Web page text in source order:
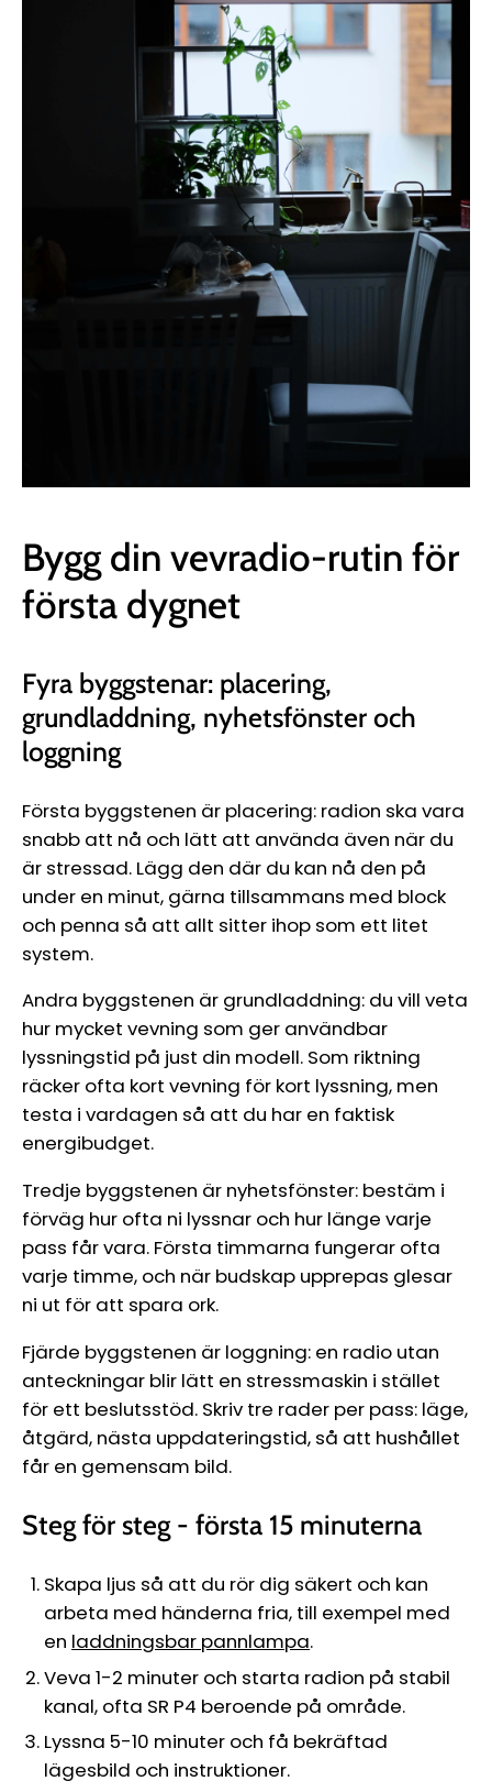
Bygg din vevradio-rutin för
första dygnet
Fyra byggstenar: placering,
grundladdning, nyhetsfönster och
loggning
Första byggstenen är placering: radion ska vara
snabb att nå och lätt att använda även när du
är stressad. Lägg den där du kan nå den på
under en minut, gärna tillsammans med block
och penna så att allt sitter ihop som ett litet
system.
Andra byggstenen är grundladdning: du vill veta
hur mycket vevning som ger användbar
lyssningstid på just din modell. Som riktning
räcker ofta kort vevning för kort lyssning, men
testa i vardagen så att du har en faktisk
energibudget.
Tredje byggstenen är nyhetsfönster: bestäm i
förväg hur ofta ni lyssnar och hur länge varje
pass får vara. Första timmarna fungerar ofta
varje timme, och när budskap upprepas glesar
ni ut för att spara ork.
Fjärde byggstenen är loggning: en radio utan
anteckningar blir lätt en stressmaskin i stället
för ett beslutsstöd. Skriv tre rader per pass: läge,
åtgärd, nästa uppdateringstid, så att hushållet
får en gemensam bild.
Steg för steg - första 15 minuterna
Skapa ljus så att du rör dig säkert och kan
arbeta med händerna fria, till exempel med
en laddningsbar pannlampa.
Veva 1-2 minuter och starta radion på stabil
kanal, ofta SR P4 beroende på område.
Lyssna 5-10 minuter och få bekräftad
lägesbild och instruktioner.